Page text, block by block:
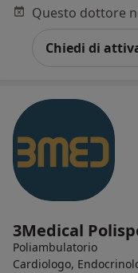
Chiedi di
3Medical
Poliambulatorio
Cardiologo,